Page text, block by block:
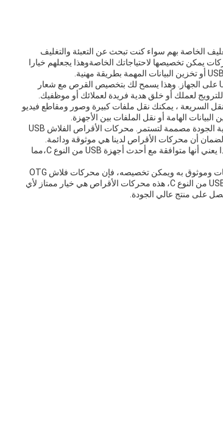
الخاصة بهم سواء كنت تبحث عن التعبئة والتغليف
يمكن تخصيصها لاحتياجاتك الخاصةوهذا يجعلهم خيارا
ميزة أخرى رائعة لهذه الأقراص هي القدرة على طباعة أو الليزر شعار USB على الجهاز. وهذا يسمح لك بتخصيص القرص مع شعار
لعملك أو خلق هدية فريدة لعملائك أو موظفيك.
السريعة ، يمكنك نقل ملفات كبيرة وصور ومقاطع فيديو
الهامة أو نقل الملفات بين الأجهزة.
بصفتنا مصنعاً لجهاز USB في الصين، فنحن فخورون جداً بإنتاج منتجات عالية الجودة مصممة لتستمر. محركات الأقراص الفلاش USB
أن محركات الأقراص لدينا هي موثوقة ودائمة.
وأخيراً، هذه الأقراص متوفرة أيضاً في خيارات مصنع USB من النوع C. وهذا يعني أنها متوافقة مع أحدث أجهزة USB من النوع C،مما
في الختام، إذا كنت تبحث عن محرك أقراص فلاش USB متعدد الاستخدامات وموثوق به ويمكن تخصيصه، فإن محركات فلاش OTG
USB هي خيار ممتاز.طباعة الشعار، سرعات نقل سريعة، وخيارات مصنع USB من النوع C، هذه محركات الأقراص هي خيار ممتاز لأي
على منتج عالي الجودة.